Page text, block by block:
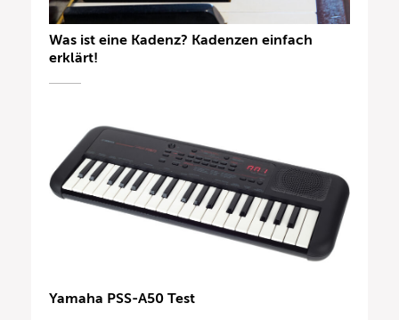
Was ist eine Kadenz? Kadenzen einfach
erklärt!
Yamaha PSS-A50 Test